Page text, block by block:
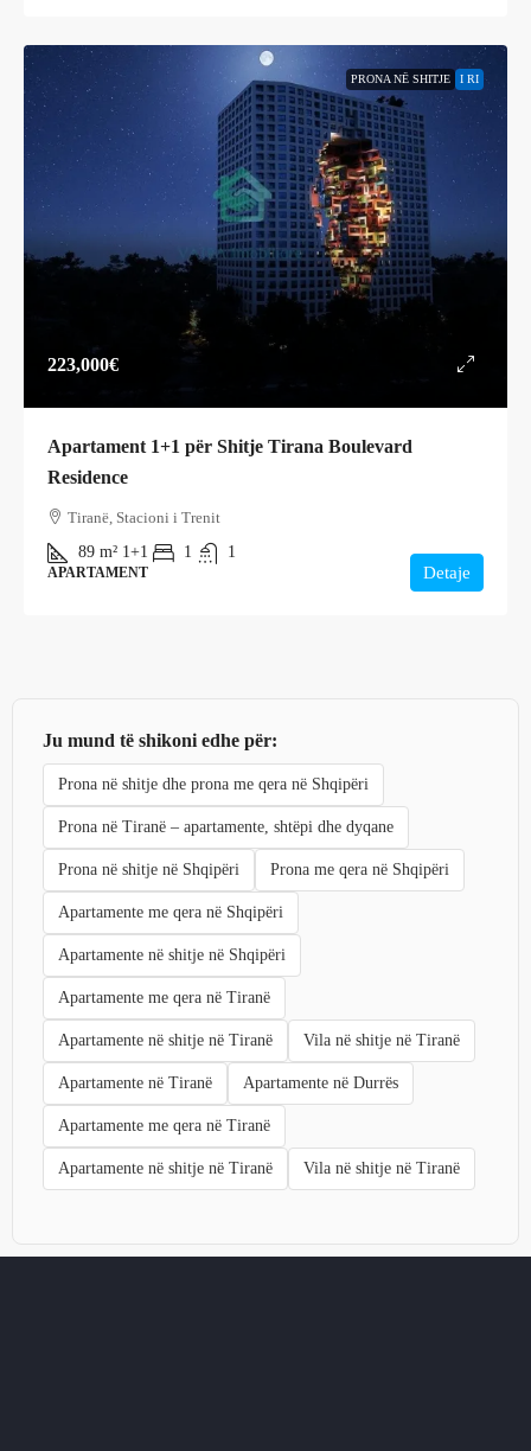
PRONA NË SHITJE I RI
223,000€
Apartament 1+1 për Shitje Tirana Boulevard
Residence
Tiranë, Stacioni i Trenit
89 m² 1+1 1 1
APARTAMENT Detaje
Ju mund të shikoni edhe për:
Prona në shitje dhe prona me qera në Shqipëri
Prona në Tiranë – apartamente, shtëpi dhe dyqane
Prona në shitje në Shqipëri Prona me qera në Shqipëri
Apartamente me qera në Shqipëri
Apartamente në shitje në Shqipëri
Apartamente me qera në Tiranë
Apartamente në shitje në Tiranë Vila në shitje në Tiranë
Apartamente në Tiranë Apartamente në Durrës
Apartamente me qera në Tiranë
Apartamente në shitje në Tiranë Vila në shitje në Tiranë